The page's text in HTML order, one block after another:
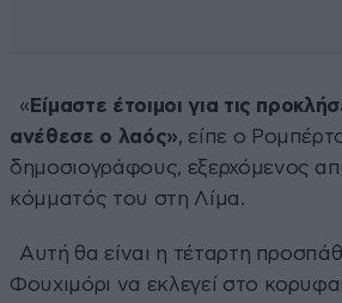
« Είμαστε έτοιμοι για τις
ανέθεσε ο λαός», είπε ο
δημοσιογράφους, εξερχόμενος
κόμματός του στη Λίμα.
Αυτή θα είναι η τέταρτη
Φουχιμόρι να εκλεγεί στο